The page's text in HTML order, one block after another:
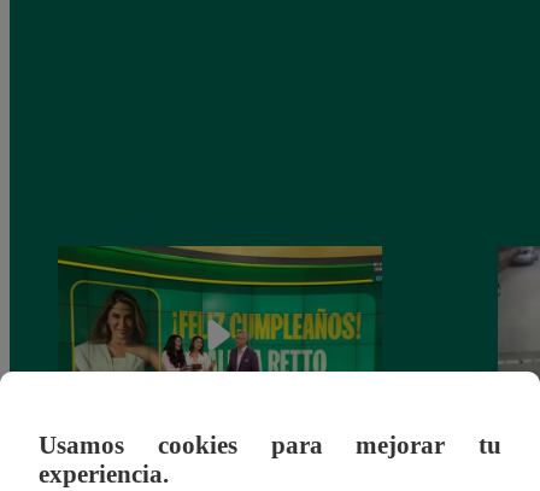
Alicia Retto celebra su cumpleaños con
Usamos cookies para mejorar tu
experiencia.